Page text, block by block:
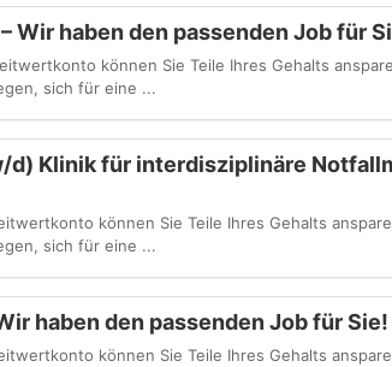
haben den passenden Job für
können Sie Teile Ihres Gehalts
sich für eine ...
Klinik für interdisziplinäre
können Sie Teile Ihres Gehalts
sich für eine ...
haben den passenden Job für Sie!
können Sie Teile Ihres Gehalts